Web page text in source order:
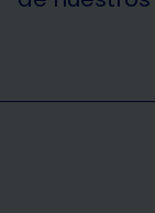
Saber más